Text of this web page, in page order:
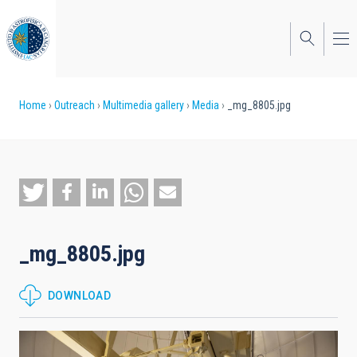
to
main
content
Breadcrumb
Home Outreach Multimedia gallery Media _mg_8805.jpg
_mg_8805.jpg
DOWNLOAD